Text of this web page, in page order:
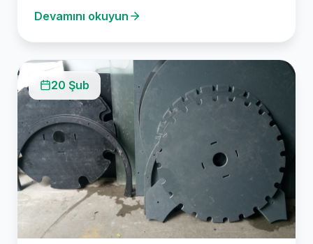
Olağanüstü fiziksel özellikleri,…
Devamını okuyun
20 Şub